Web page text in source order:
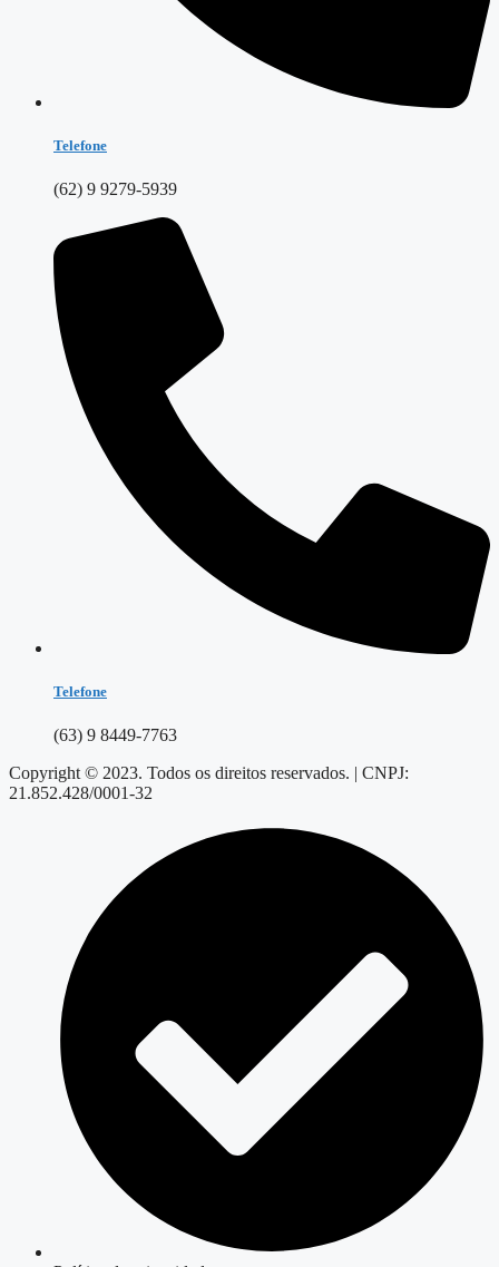
Telefone
(62) 9 9279-5939
Telefone
(63) 9 8449-7763
Copyright © 2023. Todos os direitos reservados. | CNPJ:
21.852.428/0001-32